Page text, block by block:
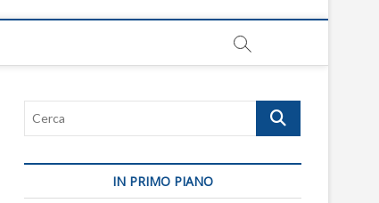
Cerca
IN PRIMO PIANO